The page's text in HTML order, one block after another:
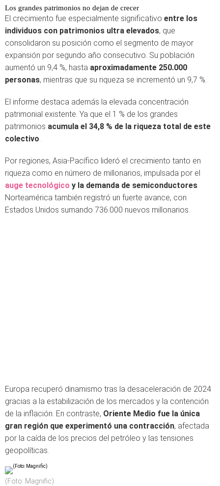
Los grandes patrimonios no dejan de crecer
El crecimiento fue especialmente significativo entre los
individuos con patrimonios ultra elevados, que
consolidaron su posición como el segmento de mayor
expansión por segundo año consecutivo. Su población
aumentó un 9,4 %, hasta aproximadamente 250.000
personas, mientras que su riqueza se incrementó un 9,7 %.
El informe destaca además la elevada concentración
patrimonial existente. Ya que el 1 % de los grandes
patrimonios acumula el 34,8 % de la riqueza total de este
colectivo.
Por regiones, Asia-Pacífico lideró el crecimiento tanto en
riqueza como en número de millonarios, impulsada por el
auge tecnológico y la demanda de semiconductores.
Norteamérica también registró un fuerte avance, con
Estados Unidos sumando 736.000 nuevos millonarios.
Europa recuperó dinamismo tras la desaceleración de 2024
gracias a la estabilización de los mercados y la contención
de la inflación. En contraste, Oriente Medio fue la única
gran región que experimentó una contracción, afectada
por la caída de los precios del petróleo y las tensiones
geopolíticas.
(Foto: Magnific)